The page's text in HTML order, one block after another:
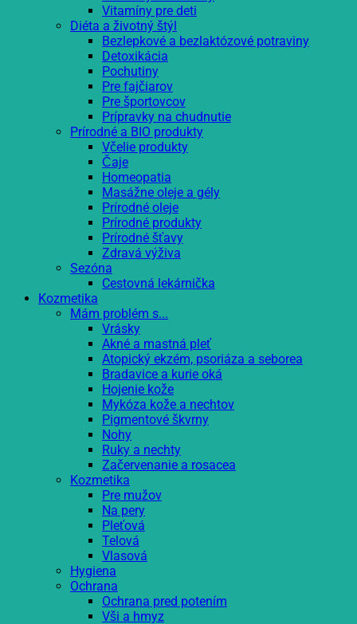
Vitamíny pre deti
Diéta a životný štýl
Bezlepkové a bezlaktózové potraviny
Detoxikácia
Pochutiny
Pre fajčiarov
Pre športovcov
Prípravky na chudnutie
Prírodné a BIO produkty
Včelie produkty
Čaje
Homeopatia
Masážne oleje a gély
Prírodné oleje
Prírodné produkty
Prírodné šťavy
Zdravá výživa
Sezóna
Cestovná lekárnička
Kozmetika
Mám problém s...
Vrásky
Akné a mastná pleť
Atopický ekzém, psoriáza a seborea
Bradavice a kurie oká
Hojenie kože
Mykóza kože a nechtov
Pigmentové škvrny
Nohy
Ruky a nechty
Začervenanie a rosacea
Kozmetika
Pre mužov
Na pery
Pleťová
Telová
Vlasová
Hygiena
Ochrana
Ochrana pred potením
Vši a hmyz